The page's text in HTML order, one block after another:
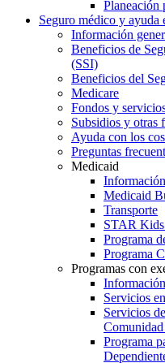
Planeación
Seguro médico y ayuda
Información
Beneficios de
(SSI)
Beneficios del
Medicare
Fondos y
Subsidios y otras
Ayuda con los
Preguntas
Medicaid
Medicaid
Transporte
STAR
Programa
Programa
Programas con
Servicios
Servicios
Programa